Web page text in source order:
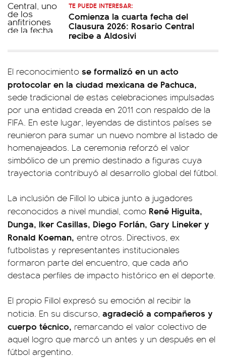
TE PUEDE INTERESAR:
Comienza la cuarta fecha del
Clausura 2026: Rosario Central
recibe a Aldosivi
El reconocimiento se formalizó en un acto
protocolar en la ciudad mexicana de Pachuca,
sede tradicional de estas celebraciones impulsadas
por una entidad creada en 2011 con respaldo de la
FIFA. En este lugar, leyendas de distintos países se
reunieron para sumar un nuevo nombre al listado de
homenajeados. La ceremonia reforzó el valor
simbólico de un premio destinado a figuras cuya
trayectoria contribuyó al desarrollo global del fútbol.
La inclusión de Fillol lo ubica junto a jugadores
reconocidos a nivel mundial, como René Higuita,
Dunga, Iker Casillas, Diego Forlán, Gary Lineker y
Ronald Koeman, entre otros. Directivos, ex
futbolistas y representantes institucionales
formaron parte del encuentro, que cada año
destaca perfiles de impacto histórico en el deporte.
El propio Fillol expresó su emoción al recibir la
noticia. En su discurso, agradeció a compañeros y
cuerpo técnico, remarcando el valor colectivo de
aquel logro que marcó un antes y un después en el
fútbol argentino.